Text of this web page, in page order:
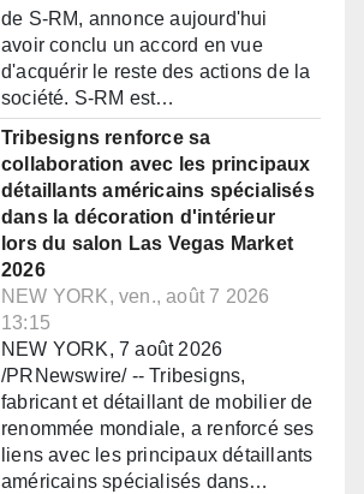
de S-RM, annonce aujourd'hui
avoir conclu un accord en vue
d'acquérir le reste des actions de la
société. S-RM est…
Tribesigns renforce sa
collaboration avec les principaux
détaillants américains spécialisés
dans la décoration d'intérieur
lors du salon Las Vegas Market
2026
NEW YORK, ven., août 7 2026
13:15
NEW YORK, 7 août 2026
/PRNewswire/ -- Tribesigns,
fabricant et détaillant de mobilier de
renommée mondiale, a renforcé ses
liens avec les principaux détaillants
américains spécialisés dans…